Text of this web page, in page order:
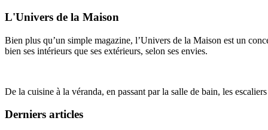
L'Univers de la Maison
Bien plus qu’un simple magazine, l’Univers de la Maison est un
bien ses intérieurs que ses extérieurs, selon ses envies.
De la cuisine à la véranda, en passant par la salle de bain, les
Derniers articles